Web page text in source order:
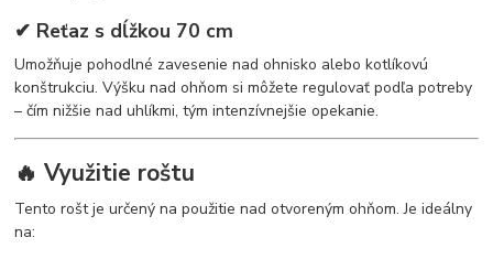
✔ Reťaz s dĺžkou 70 cm
Umožňuje pohodlné zavesenie nad ohnisko alebo kotlíkovú
konštrukciu. Výšku nad ohňom si môžete regulovať podľa potreby
– čím nižšie nad uhlíkmi, tým intenzívnejšie opekanie.
🔥 Využitie roštu
Tento rošt je určený na použitie nad otvoreným ohňom. Je ideálny
na: